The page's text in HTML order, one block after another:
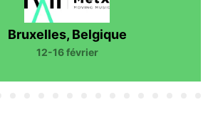
Bruxelles, Belgique
12-16 février